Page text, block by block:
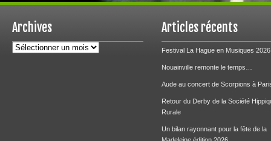
Archives
Archives
Articles récents
Festival La Hague en Musiques 2026
Nouainville remonte le temps…
Aude au concert de Scorpions à
Retour du Derby de la Société
Rurale
Un bilan rayonnant pour la fête de la